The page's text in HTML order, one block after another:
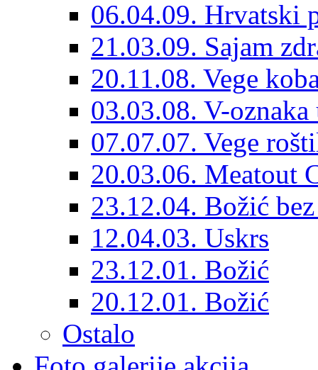
06.04.09. Hrvatski
21.03.09. Sajam
20.11.08. Vege
03.03.08. V-
07.07.07. Vege
20.03.06. Meatout
23.12.04. Božić
12.04.03. Uskrs
23.12.01. Božić
20.12.01. Božić
Ostalo